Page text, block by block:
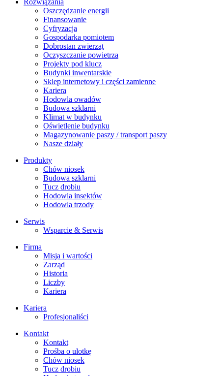
Rozwiązania
​Oszczędzanie energii
Finansowanie
Cyfryzacja
Gospodarka pomiotem
Dobrostan zwierząt
Oczyszczanie powietrza
Projekty pod klucz
Budynki inwentarskie
Sklep internetowy i części zamienne
Kariera
Hodowla owadów
Budowa szklarni
Klimat w budynku
Oświetlenie budynku
Magazynowanie paszy / transport paszy
Nasze działy
Produkty
Chów niosek
Budowa szklarni
Tucz drobiu
Hodowla insektów
Hodowla trzody
Serwis
Wsparcie & Serwis
Firma
Misja i wartości
Zarząd
Historia
Liczby
Kariera
Kariera
Profesjonaliści
Kontakt
Kontakt
Prośba o ulotkę
Chów niosek
Tucz drobiu